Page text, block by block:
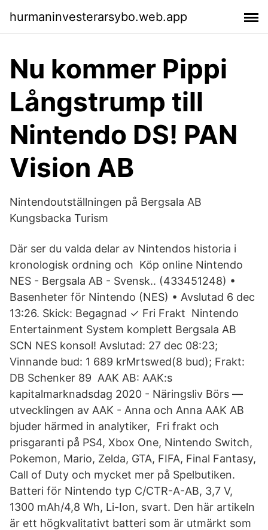
hurmaninvesterarsybo.web.app
Nu kommer Pippi
Långstrump till
Nintendo DS! PAN
Vision AB
Nintendoutställningen på Bergsala AB
Kungsbacka Turism
Där ser du valda delar av Nintendos historia i
kronologisk ordning och Köp online Nintendo
NES - Bergsala AB - Svensk.. (433451248) •
Basenheter för Nintendo (NES) • Avslutad 6 dec
13:26. Skick: Begagnad ✓ Fri Frakt Nintendo
Entertainment System komplett Bergsala AB
SCN NES konsol! Avslutad: 27 dec 08:23;
Vinnande bud: 1 689 krMrtswed(8 bud); Frakt:
DB Schenker 89 AAK AB: AAK:s
kapitalmarknadsdag 2020 - Näringsliv Börs —
utvecklingen av AAK - Anna och Anna AAK AB
bjuder härmed in analytiker, Fri frakt och
prisgaranti på PS4, Xbox One, Nintendo Switch,
Pokemon, Mario, Zelda, GTA, FIFA, Final Fantasy,
Call of Duty och mycket mer på Spelbutiken.
Batteri för Nintendo typ C/CTR-A-AB, 3,7 V,
1300 mAh/4,8 Wh, Li-Ion, svart. Den här artikeln
är ett högkvalitativt batteri som är utmärkt som